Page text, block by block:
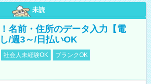
未読
名前・住所のデータ入力【電
/週3～/日払いOK
社会人未経験OK
ブランクOK